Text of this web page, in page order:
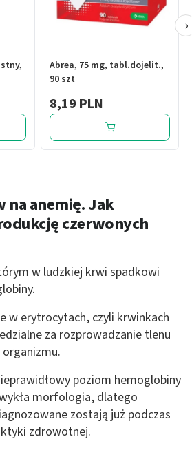
Abrea, 75 mg, tabl.dojelit.,
90 szt
8,19 PLN
›
na anemię. Jak
czerwonych
w ludzkiej krwi spadkowi
w erytrocytach, czyli krwinkach
za rozprowadzanie tlenu
poziom hemoglobiny
morfologia, dlatego
zostają już podczas
zdrowotnej.